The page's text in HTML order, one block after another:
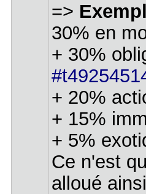
=>
30% en
+ 30%
+ 20%
+ 15%
+ 5%
Ce n'est
alloué